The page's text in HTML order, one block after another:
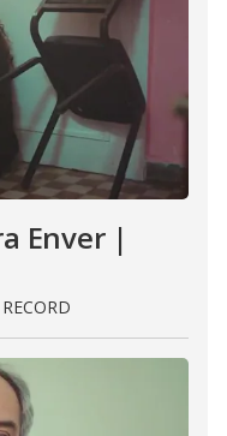
Enver |